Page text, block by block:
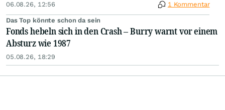
06.08.26, 12:56 1 Kommentar
Das Top könnte schon da sein
Fonds hebeln sich in den Crash – Burry warnt vor einem
Absturz wie 1987
05.08.26, 18:29